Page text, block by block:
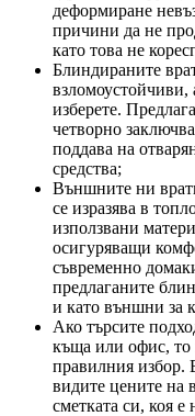
деформиране
причини да не
като това не
Блиндираните
взломоустойчиви,
изберете.
четворно
поддава на
средства;
Външните ни
се изразява в
използвани
осигуряващи
съвременно
предлаганите
и като външни за
Ако търсите
къща или офис, то
правилния избор.
видите цените на
сметката си, коя е